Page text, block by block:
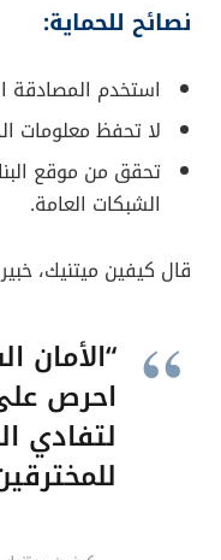
نصائح للحماية:
استخدم المصادقة
لا تحفظ معلومات
تحقق من موقع
الشبكات العامة.
قال كيفين ميتنيك،
“الأمان
احرص
لتفادي